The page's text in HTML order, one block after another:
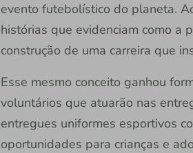
evento futebolístico do planeta.
histórias que evidenciam como a
construção de uma carreira que
Esse mesmo conceito ganhou
voluntários que atuarão nas
entregues uniformes esportivos
oportunidades para crianças e